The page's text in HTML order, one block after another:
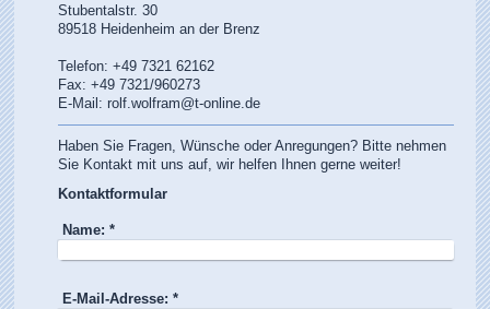
Stubentalstr. 30
89518 Heidenheim an der Brenz
Telefon: +49 7321 62162
Fax: +49 7321/960273
E-Mail: rolf.wolfram@t-online.de
Haben Sie Fragen, Wünsche oder Anregungen? Bitte nehmen
Sie Kontakt mit uns auf, wir helfen Ihnen gerne weiter!
Kontaktformular
Name: *
E-Mail-Adresse: *